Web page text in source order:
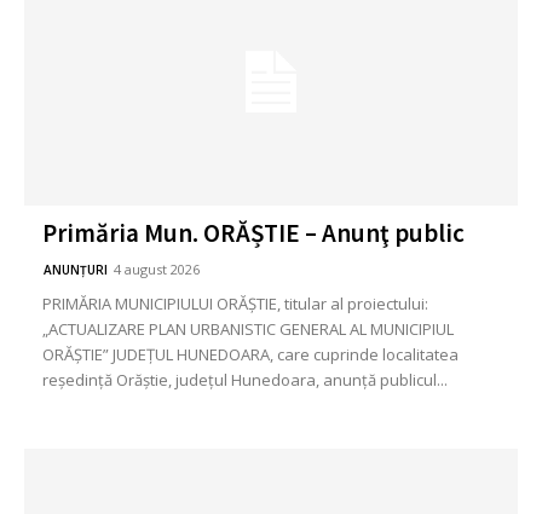
Primăria Mun. ORĂȘTIE – Anunţ public
ANUNȚURI 4 august 2026
PRIMĂRIA MUNICIPIULUI ORĂȘTIE, titular al proiectului:
„ACTUALIZARE PLAN URBANISTIC GENERAL AL MUNICIPIUL
ORĂȘTIE” JUDEȚUL HUNEDOARA, care cuprinde localitatea
reședință Orăștie, județul Hunedoara, anunță publicul...